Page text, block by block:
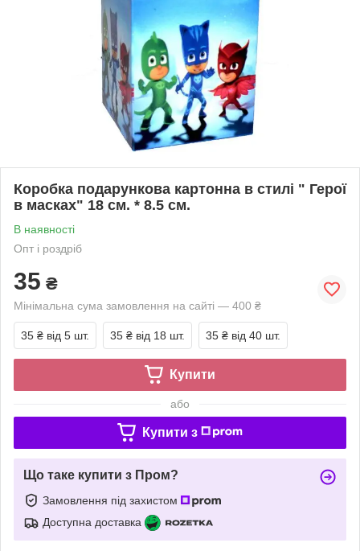
Коробка подарункова картонна в стилі " Герої
в масках" 18 см. * 8.5 см.
В наявності
Опт і роздріб
35 ₴
Мінімальна сума замовлення на сайті — 400 ₴
35 ₴ від 5 шт. 35 ₴ від 18 шт. 35 ₴ від 40 шт.
Купити
або
Купити з
Що таке купити з Пром?
Замовлення під захистом
Доступна доставка